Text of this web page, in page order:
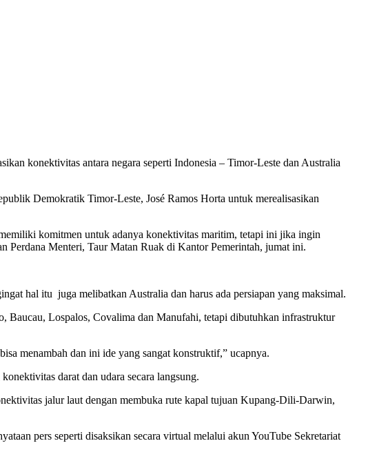
konektivitas antara negara seperti Indonesia – Timor-Leste dan Australia
Demokratik Timor-Leste, José Ramos Horta untuk merealisasikan
komitmen untuk adanya konektivitas maritim, tetapi ini jika ingin
Perdana Menteri, Taur Matan Ruak di Kantor Pemerintah, jumat ini.
hal itu juga melibatkan Australia dan harus ada persiapan yang maksimal.
Baucau, Lospalos, Covalima dan Manufahi, tetapi dibutuhkan infrastruktur
menambah dan ini ide yang sangat konstruktif,” ucapnya.
darat dan udara secara langsung.
jalur laut dengan membuka rute kapal tujuan Kupang-Dili-Darwin,
pers seperti disaksikan secara virtual melalui akun YouTube Sekretariat